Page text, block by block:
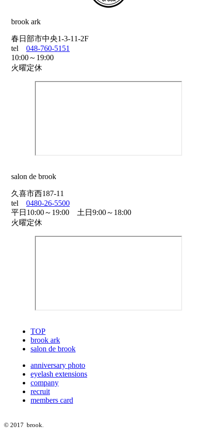
brook ark
春日部市中央1-3-11-2F
tel 048-760-5151
10:00～19:00
火曜定休
salon de brook
久喜市西187-11
tel 0480-26-5500
平日10:00～19:00 土日9:00～18:00
火曜定休
TOP
brook ark
salon de brook
anniversary photo
eyelash extensions
company
recruit
members card
© 2017 brook.